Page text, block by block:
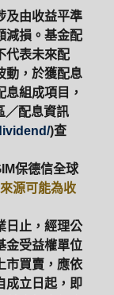
及由收益平準
減損。基金配
代表未來配
動，於獲配息
組成項目，
／配息資訊
)查
保德信全球
源可能為收
日止，經理公
金受益權單位
市買賣，應依
成立日起，即